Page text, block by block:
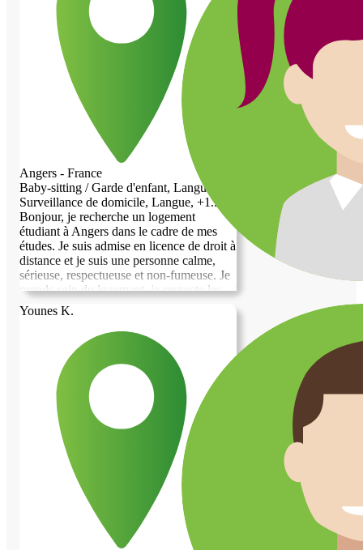
informatique, ainsi qu’une aide pour les
courses ou de petits déplacements.
Sérieux, calme et autonome, je souhaite
trouver un accord clair et équilibré,
compatible avec mes horaires de
formation.
Angers - France
Baby-sitting / Garde d'enfant, Langues,
Surveillance de domicile, Langue, +1...
Bonjour, je recherche un logement
étudiant à Angers dans le cadre de mes
études. Je suis admise en licence de droit à
distance et je suis une personne calme,
sérieuse, respectueuse et non-fumeuse. Je
prends soin du logement, je respecte les
espaces communs et je participe volontiers
au ménage. Je recherche un hébergement
disponible dès que possible et je peux
fournir un dossier complet ainsi qu’un
garant si nécessaire. Merci pour votre
attention, au plaisir d’échanger avec vous.
Younes K.